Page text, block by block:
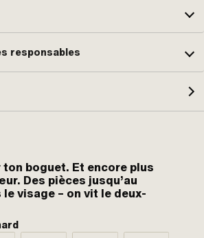
responsables
ton boguet. Et encore plus
Des pièces jusqu’au
visage – on vit le deux-